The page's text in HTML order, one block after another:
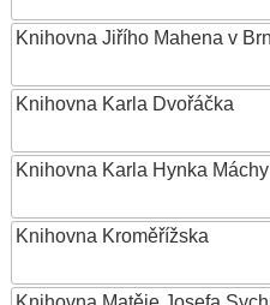
Knihovna Jiřího Mahena v
Knihovna Karla Dvořáčka
Knihovna Karla Hynka
Knihovna Kroměřížska